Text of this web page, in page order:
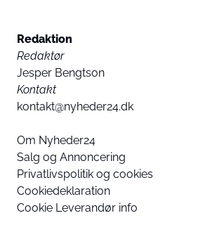
Redaktion
Redaktør
Jesper Bengtson
Kontakt
kontakt@nyheder24.dk
Om Nyheder24
Salg og Annoncering
Privatlivspolitik og cookies
Cookiedeklaration
Cookie Leverandør info